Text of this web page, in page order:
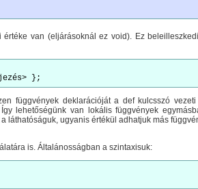
van (eljárásoknál ez void). Ez
függvények deklarációját a def kulcsszó
lehetőségünk van lokális függvények
láthatóságuk, ugyanis értékül adhatjuk más
is. Általánosságban a szintaxisuk: